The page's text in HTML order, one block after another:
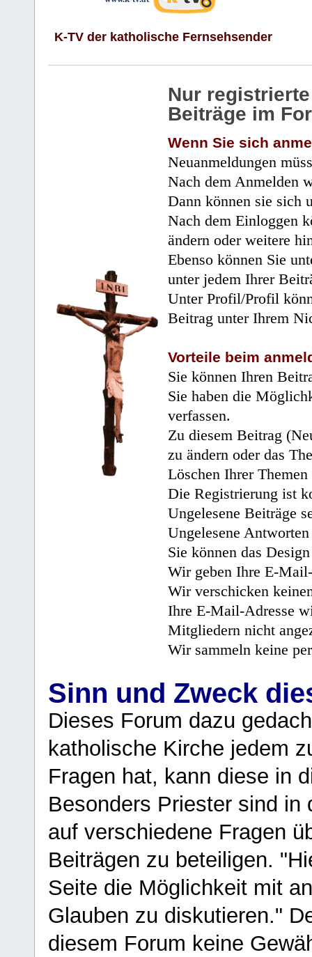
K-TV der katholische Fernsehsender
Nur
Beiträge im
Wenn Sie sich
Neuanmeldungen
Nach dem Anmelden
Dann können sie sich
Nach dem Einloggen
ändern oder weitere
Ebenso können Sie
unter jedem Ihrer
Unter Profil/Profil
Beitrag unter Ihrem
Vorteile beim
Sie können Ihren
Sie haben die
verfassen.
Zu diesem Beitrag
zu ändern oder das
Löschen Ihrer
Die Registrierung ist
Ungelesene Beiträge
Ungelesene
Sie können das
Wir geben Ihre E-
Wir verschicken
Ihre E-Mail-Adresse
Mitgliedern nicht
Wir sammeln keine
Sinn und Zweck
Dieses Forum dazu
katholische Kirche jedem
Fragen hat, kann diese in
Besonders Priester sind in
auf verschiedene Fragen
Beiträgen zu beteiligen.
Seite die Möglichkeit mit
Glauben zu diskutieren."
diesem Forum keine